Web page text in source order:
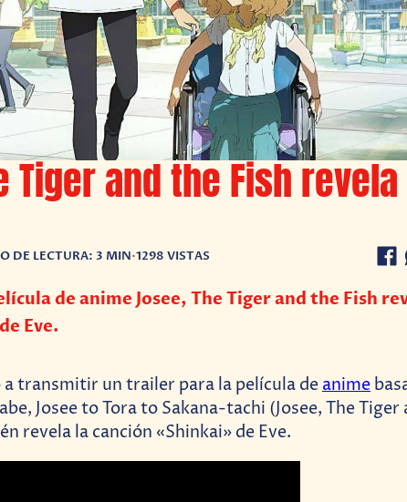
Tiger and the Fish revela
DE LECTURA: 3 MIN•1298 VISTAS
de anime Josee, The Tiger and the Fish
Eve.
a transmitir un trailer para la película deanime
Josee to Tora to Sakana-tachi (Josee, The Tiger
revela la canción «Shinkai» de Eve.